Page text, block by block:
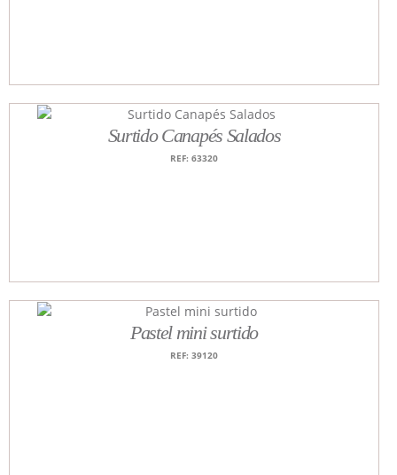
Surtido Canapés Salados
REF: 63320
Pastel mini surtido
REF: 39120